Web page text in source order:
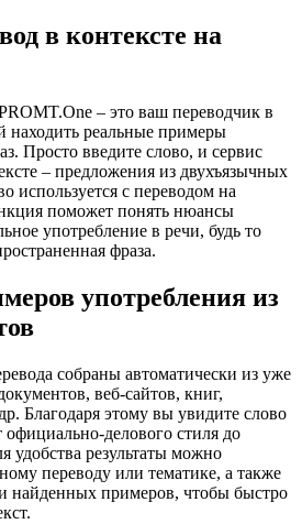
в контексте на
– это ваш переводчик в
находить реальные примеры
Просто введите слово, и сервис
– предложения из двухъязычных
используется с переводом на
поможет понять нюансы
употребление в речи, будь то
фраза.
употребления из
собраны автоматически из уже
веб-сайтов, книг,
Благодаря этому вы увидите слово
делового стиля до
удобства результаты можно
переводу или тематике, а также
найденных примеров, чтобы быстро